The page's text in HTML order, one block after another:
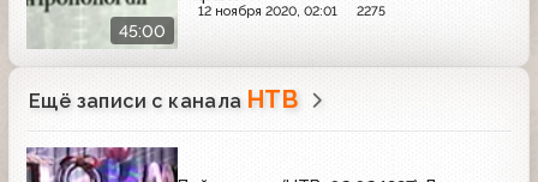
45:00
12 ноября 2020, 02:01 2275
Ещё записи с канала НТВ